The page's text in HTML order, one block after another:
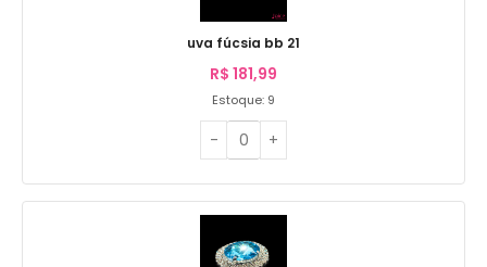
uva fúcsia bb 21
R$ 181,99
Estoque: 9